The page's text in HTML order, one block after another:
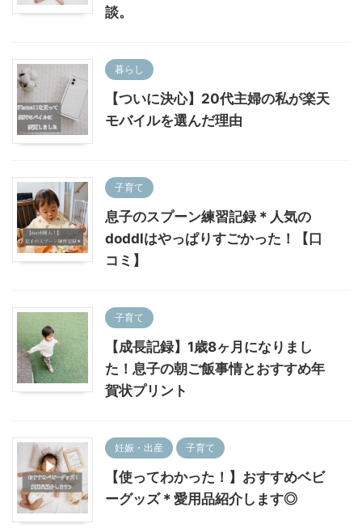
談。
暮らし
【ついに決心】20代主婦の私が楽天
モバイルを選んだ理由
子育て
息子のスプーン練習記録＊人気の
doddlはやっぱりすごかった！【口
コミ】
子育て
【成長記録】1歳8ヶ月になりまし
た！息子の朝ご飯事情とおすすめ年
賀状プリント
妊娠・出産 子育て
【使ってわかった！】おすすめベビ
ーグッズ＊愛用品紹介します◎